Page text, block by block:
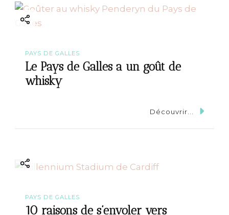
PAYS DE GALLES
Le Pays de Galles a un goût de
whisky
Découvrir...
PAYS DE GALLES
10 raisons de s’envoler vers